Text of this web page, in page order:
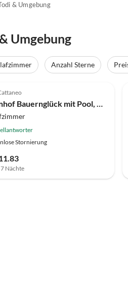
& Umgebung
Umgebung
Anzahl Sterne
Bauernhof Bauernglück mit Pool, Wein und Schwänzen
Stornierung
Nächte